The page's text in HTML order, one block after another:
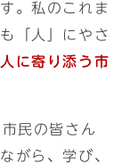
。私のこれま
「人」にやさ
に寄り添う市
民の皆さん
がら、学び、